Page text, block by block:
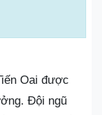
Oai được
Đội ngũ